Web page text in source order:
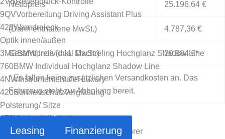
9QVVorbereitung Driving Assistant Plus
428Warndreieck
Optik innen/außen
3MCBMW Individual Dachreling Hochglanz Shadow Line
760BMW Individual Hochglanz Shadow Line
4NWInstrumententafel Luxury
420Sonnenschutzverglasung
Polsterung/ Sitze
478Kindersitzbefestigung
494Sitzheizung für Fahrer und Beifahrer
Nettopreis* 25.196,64 €
(Darin enthaltene MwSt.) 4.787,36 €
Gesamtpreis (inkl. MwSt.) 29.984 €*
* Es fallen keine zusätzlichen Versandkosten an. Das
Fahrzeug steht zur Abholung bereit.
Leasing Finanzierung